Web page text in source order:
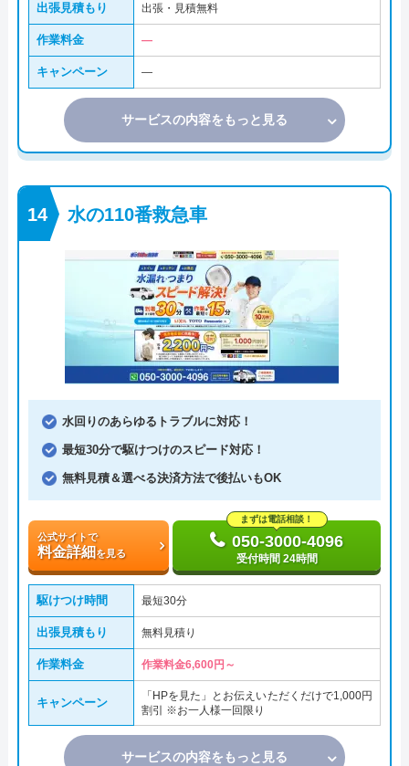
出張見積もり 出張・見積無料
作業料金 ―
キャンペーン ―
サービスの内容をもっと見る
水の110番救急車
水回りのあらゆるトラブルに対応！
最短30分で駆けつけのスピード対応！
無料見積＆選べる決済方法で後払いもOK
公式サイトで
料金詳細を見る
まずは電話相談！
050-3000-4096
受付時間 24時間
駆けつけ時間 最短30分
出張見積もり 無料見積り
作業料金 作業料金6,600円～
キャンペーン
「HPを見た」とお伝えいただくだけで1,000円
割引 ※お一人様一回限り
サービスの内容をもっと見る